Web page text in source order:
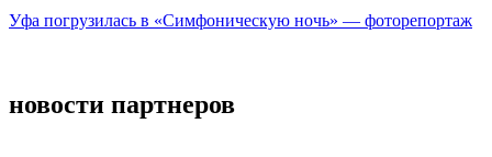
Уфа погрузилась в «Симфоническую ночь» — фоторепортаж
новости партнеров